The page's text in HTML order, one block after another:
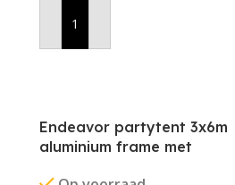
In Winkelwagen
Endeavor partytent 3x6m
aluminium frame met